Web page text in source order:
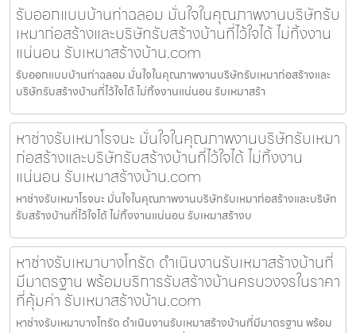
รับออกแบบบ้านท่าฉลอม มั่นใจในคุณภาพงานบริษัทรับ
เหมาก่อสร้างและบริษัทรับสร้างบ้านที่ไว้ใจได้ ไม่ทิ้งงาน
แน่นอน รับเหมาสร้างบ้าน.com
รับออกแบบบ้านท่าฉลอม มั่นใจในคุณภาพงานบริษัทรับเหมาก่อสร้างและ
บริษัทรับสร้างบ้านที่ไว้ใจได้ ไม่ทิ้งงานแน่นอน รับเหมาสร้า
หาช่างรับเหมาโรจนะ มั่นใจในคุณภาพงานบริษัทรับเหมา
ก่อสร้างและบริษัทรับสร้างบ้านที่ไว้ใจได้ ไม่ทิ้งงาน
แน่นอน รับเหมาสร้างบ้าน.com
หาช่างรับเหมาโรจนะ มั่นใจในคุณภาพงานบริษัทรับเหมาก่อสร้างและบริษัท
รับสร้างบ้านที่ไว้ใจได้ ไม่ทิ้งงานแน่นอน รับเหมาสร้างบ
หาช่างรับเหมาบางโทรัด ดำเนินงานรับเหมาสร้างบ้านที่
มีมาตรฐาน พร้อมบริการรับสร้างบ้านครบวงจรในราคา
ที่คุ้มค่า รับเหมาสร้างบ้าน.com
หาช่างรับเหมาบางโทรัด ดำเนินงานรับเหมาสร้างบ้านที่มีมาตรฐาน พร้อม